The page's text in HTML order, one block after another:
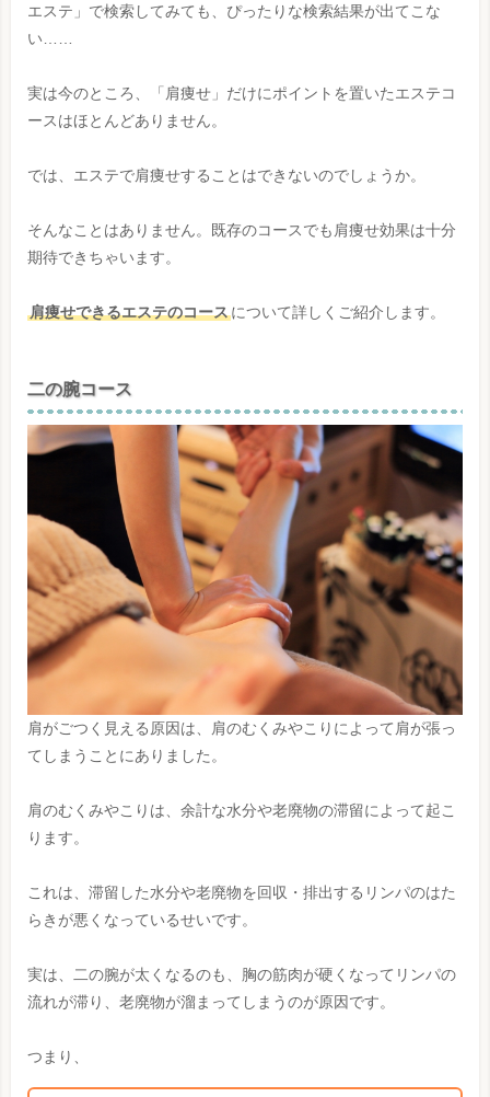
エステ」で検索してみても、ぴったりな検索結果が出てこな
い……
実は今のところ、「肩痩せ」だけにポイントを置いたエステコ
ースはほとんどありません。
では、エステで肩痩せすることはできないのでしょうか。
そんなことはありません。既存のコースでも肩痩せ効果は十分
期待できちゃいます。
肩痩せできるエステのコースについて詳しくご紹介します。
二の腕コース
肩がごつく見える原因は、肩のむくみやこりによって肩が張っ
てしまうことにありました。
肩のむくみやこりは、余計な水分や老廃物の滞留によって起こ
ります。
これは、滞留した水分や老廃物を回収・排出するリンパのはた
らきが悪くなっているせいです。
実は、二の腕が太くなるのも、胸の筋肉が硬くなってリンパの
流れが滞り、老廃物が溜まってしまうのが原因です。
つまり、